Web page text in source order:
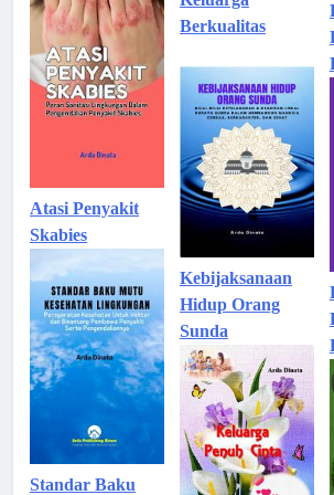
Atasi Penyakit
Skabies
Standar Baku
Berkualitas
Kebijaksanaan
Hidup Orang
Sunda